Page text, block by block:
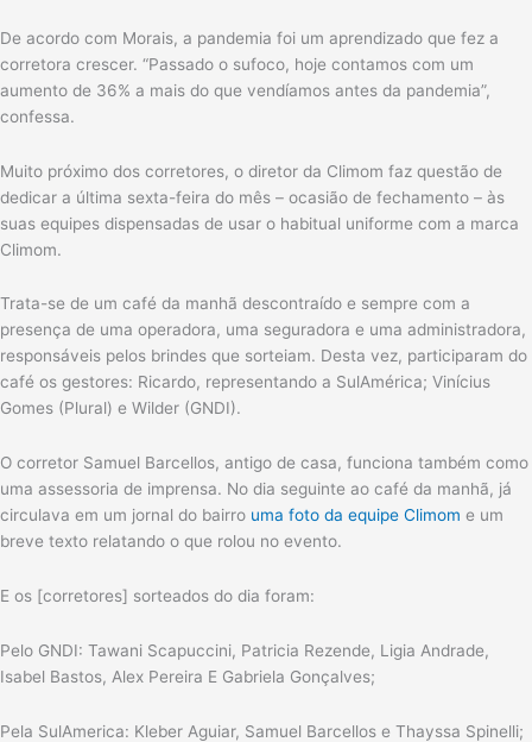
De acordo com Morais, a pandemia foi um aprendizado que fez a
corretora crescer. “Passado o sufoco, hoje contamos com um
aumento de 36% a mais do que vendíamos antes da pandemia”,
confessa.
Muito próximo dos corretores, o diretor da Climom faz questão de
dedicar a última sexta-feira do mês – ocasião de fechamento – às
suas equipes dispensadas de usar o habitual uniforme com a marca
Climom.
Trata-se de um café da manhã descontraído e sempre com a
presença de uma operadora, uma seguradora e uma administradora,
responsáveis pelos brindes que sorteiam. Desta vez, participaram do
café os gestores: Ricardo, representando a SulAmérica; Vinícius
Gomes (Plural) e Wilder (GNDI).
O corretor Samuel Barcellos, antigo de casa, funciona também como
uma assessoria de imprensa. No dia seguinte ao café da manhã, já
circulava em um jornal do bairro uma foto da equipe Climom e um
breve texto relatando o que rolou no evento.
E os [corretores] sorteados do dia foram:
Pelo GNDI: Tawani Scapuccini, Patricia Rezende, Ligia Andrade,
Isabel Bastos, Alex Pereira E Gabriela Gonçalves;
Pela SulAmerica: Kleber Aguiar, Samuel Barcellos e Thayssa Spinelli;